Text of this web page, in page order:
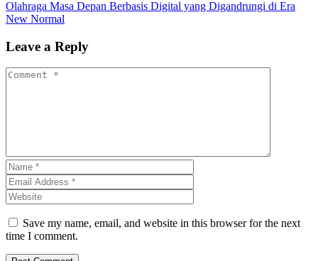
Olahraga Masa Depan Berbasis Digital yang Digandrungi di Era
New Normal
Leave a Reply
Save my name, email, and website in this browser for the next
time I comment.